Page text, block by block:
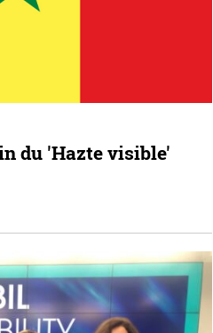
du 'Hazte visible'